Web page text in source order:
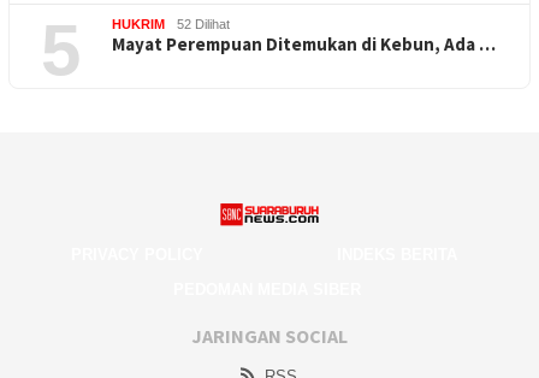
5 HUKRIM 52 Dilihat
Mayat Perempuan Ditemukan di Kebun, Ada …
JARINGAN SOCIAL